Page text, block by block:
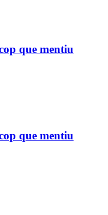
que mentiu
que mentiu